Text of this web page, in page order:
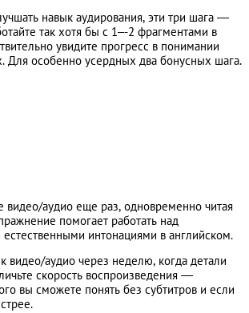
навык аудирования, эти три шага —
так хотя бы с 1–-2 фрагментами в
увидите прогресс в понимании
Для особенно усердных два бонусных шага.
видео/аудио еще раз, одновременно читая
помогает работать над
интонациями в английском.
видео/аудио через неделю, когда детали
скорость воспроизведения —
вы сможете понять без субтитров и если